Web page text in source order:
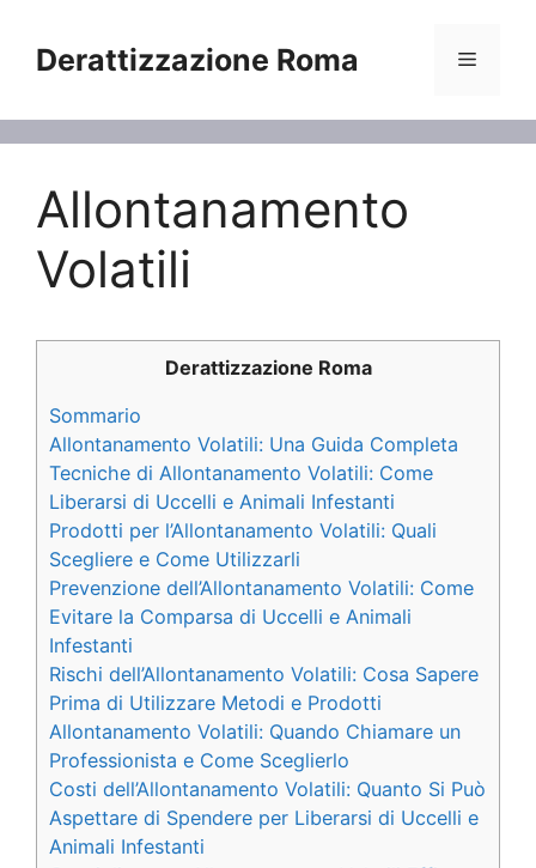
contenuto
Derattizzazione Roma Menu
Allontanamento
Volatili
Derattizzazione Roma
Sommario
Allontanamento Volatili: Una Guida Completa
Tecniche di Allontanamento Volatili: Come
Liberarsi di Uccelli e Animali Infestanti
Prodotti per l’Allontanamento Volatili: Quali
Scegliere e Come Utilizzarli
Prevenzione dell’Allontanamento Volatili: Come
Evitare la Comparsa di Uccelli e Animali
Infestanti
Rischi dell’Allontanamento Volatili: Cosa Sapere
Prima di Utilizzare Metodi e Prodotti
Allontanamento Volatili: Quando Chiamare un
Professionista e Come Sceglierlo
Costi dell’Allontanamento Volatili: Quanto Si Può
Aspettare di Spendere per Liberarsi di Uccelli e
Animali Infestanti